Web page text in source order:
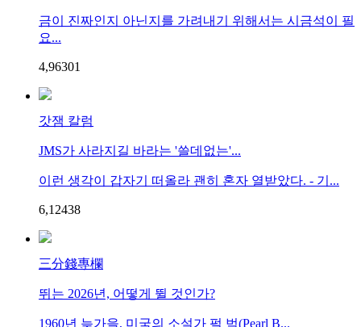
금이 진짜인지 아닌지를 가려내기 위해서는 시금석이 필
요...
4,96301
갓잼 칼럼
JMS가 사라지길 바라는 '쓸데없는'...
이런 생각이 갑자기 떠올라 괜히 혼자 열받았다. - 기...
6,12438
三分錢專欄
뛰는 2026년, 어떻게 뛸 것인가?
1960년 늦가을, 미국의 소설가 펄 벅(Pearl B...